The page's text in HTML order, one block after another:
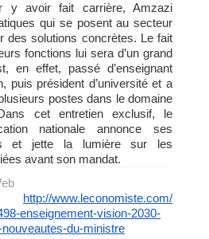
y avoir fait carrière, Amzazi
qui se posent au secteur
des solutions concrètes. Le fait
fonctions lui sera d’un grand
en effet, passé d’enseignant
puis président d’université et a
postes dans le domaine
cet entretien exclusif, le
nationale annonce ses
et jette la lumière sur les
avant son mandat.
: http://www.leconomiste.com/
enseignement-vision-2030-
nouveautes-du-ministre